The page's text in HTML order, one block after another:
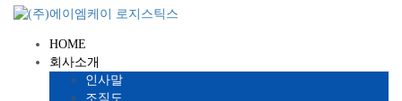
HOME
회사소개
인사말
조직도